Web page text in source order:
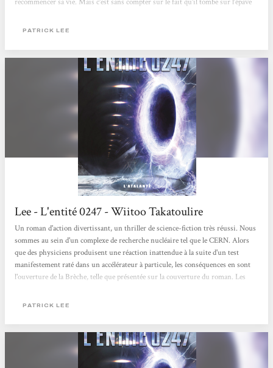
recommencer sa vie. Mais c’est sans compter sur le fait qu’il tombe sur l’épave
président des Etats-Unis. L’avion recelait un secret. Chase va se retrouver au
PATRICK LEE
Lee - L'entité 0247 - Wiitoo Takatoulire
Un roman d'action divertissant, un thriller de science-fiction très réussi. Nous
sommes au sein d'un complexe de recherche nucléaire tel que le CERN. Alors
que des physiciens produisent une réaction inattendue à la suite d'un test
manifestement raté dans un accélérateur à particule, les conséquences en sont
l'ouverture de la Brèche, telle que présentée sur la couverture du roman. Les
chaque jour, des objets, nommés par nos scientifiques des "entités"....
PATRICK LEE